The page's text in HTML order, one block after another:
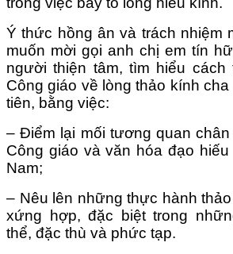
Ý thức hồng ân và trách nhiệm
muốn mời gọi anh chị em tín
người thiện tâm, tìm hiểu cách
Công giáo về lòng thảo kính
tiên, bằng việc:
– Điểm lại mối tương quan
Công giáo và văn hóa đạo
Nam;
– Nêu lên những thực hành
xứng hợp, đặc biệt trong
thể, đặc thù và phức tạp.